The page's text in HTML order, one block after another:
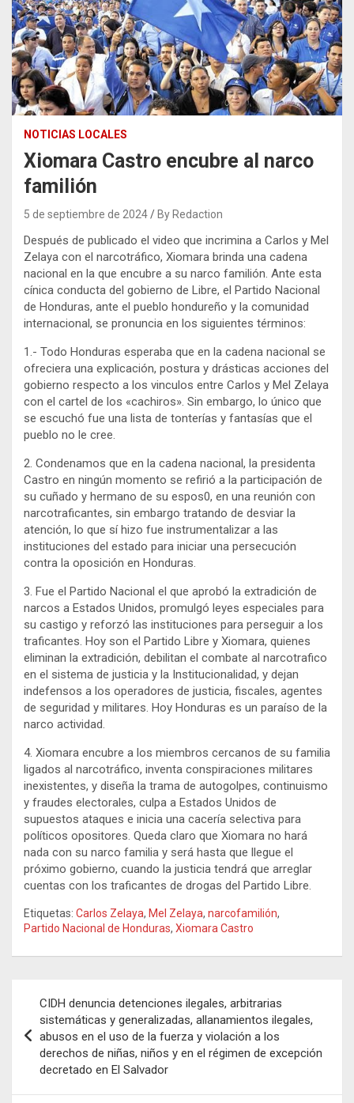
NOTICIAS LOCALES
Xiomara Castro encubre al narco
familión
5 de septiembre de 2024 By Redaction
Después de publicado el video que incrimina a Carlos y Mel
Zelaya con el narcotráfico, Xiomara brinda una cadena
nacional en la que encubre a su narco familión. Ante esta
cínica conducta del gobierno de Libre, el Partido Nacional
de Honduras, ante el pueblo hondureño y la comunidad
internacional, se pronuncia en los siguientes términos:
1.- Todo Honduras esperaba que en la cadena nacional se
ofreciera una explicación, postura y drásticas acciones del
gobierno respecto a los vinculos entre Carlos y Mel Zelaya
con el cartel de los «cachiros». Sin embargo, lo único que
se escuchó fue una lista de tonterías y fantasías que el
pueblo no le cree.
2. Condenamos que en la cadena nacional, la presidenta
Castro en ningún momento se refirió a la participación de
su cuñado y hermano de su espos0, en una reunión con
narcotraficantes, sin embargo tratando de desviar la
atención, lo que sí hizo fue instrumentalizar a las
instituciones del estado para iniciar una persecución
contra la oposición en Honduras.
3. Fue el Partido Nacional el que aprobó la extradición de
narcos a Estados Unidos, promulgó leyes especiales para
su castigo y reforzó las instituciones para perseguir a los
traficantes. Hoy son el Partido Libre y Xiomara, quienes
eliminan la extradición, debilitan el combate al narcotrafico
en el sistema de justicia y la Institucionalidad, y dejan
indefensos a los operadores de justicia, fiscales, agentes
de seguridad y militares. Hoy Honduras es un paraíso de la
narco actividad.
4. Xiomara encubre a los miembros cercanos de su familia
ligados al narcotráfico, inventa conspiraciones militares
inexistentes, y diseña la trama de autogolpes, continuismo
y fraudes electorales, culpa a Estados Unidos de
supuestos ataques e inicia una cacería selectiva para
políticos opositores. Queda claro que Xiomara no hará
nada con su narco familia y será hasta que llegue el
próximo gobierno, cuando la justicia tendrá que arreglar
cuentas con los traficantes de drogas del Partido Libre.
Etiquetas: Carlos Zelaya, Mel Zelaya, narcofamilión,
Partido Nacional de Honduras, Xiomara Castro
entradas
CIDH denuncia detenciones ilegales, arbitrarias
sistemáticas y generalizadas, allanamientos ilegales,
abusos en el uso de la fuerza y violación a los
derechos de niñas, niños y en el régimen de excepción
decretado en El Salvador